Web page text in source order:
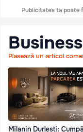
Publicitatea ta poate
Business
Plasează un articol
Milanin Durlești: